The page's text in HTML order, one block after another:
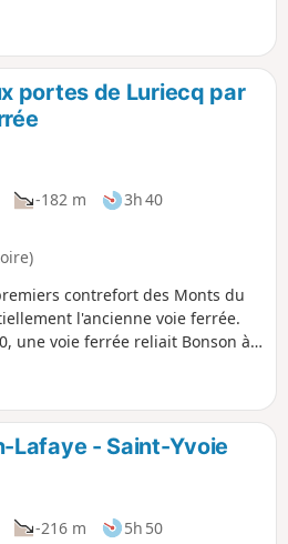
portes de Luriecq par
-182 m
3h 40
contrefort des Monts du
l'ancienne voie ferrée.
une voie ferrée reliait Bonson à
ancienne voie ferrée depuis
Estivareilles. Tout au long
on peut admirer des vestiges
cette voie.
Lafaye - Saint-Yvoie
-216 m
5h 50